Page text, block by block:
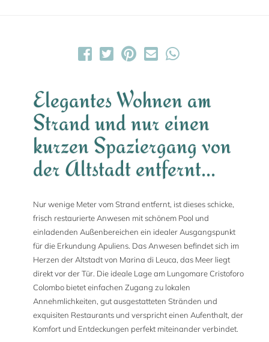
Elegantes Wohnen am
Strand und nur einen
kurzen Spaziergang von
der Altstadt entfernt...
Nur wenige Meter vom Strand entfernt, ist dieses schicke,
frisch restaurierte Anwesen mit schönem Pool und
einladenden Außenbereichen ein idealer Ausgangspunkt
für die Erkundung Apuliens. Das Anwesen befindet sich im
Herzen der Altstadt von Marina di Leuca, das Meer liegt
direkt vor der Tür. Die ideale Lage am Lungomare Cristoforo
Colombo bietet einfachen Zugang zu lokalen
Annehmlichkeiten, gut ausgestatteten Stränden und
exquisiten Restaurants und verspricht einen Aufenthalt, der
Komfort und Entdeckungen perfekt miteinander verbindet.